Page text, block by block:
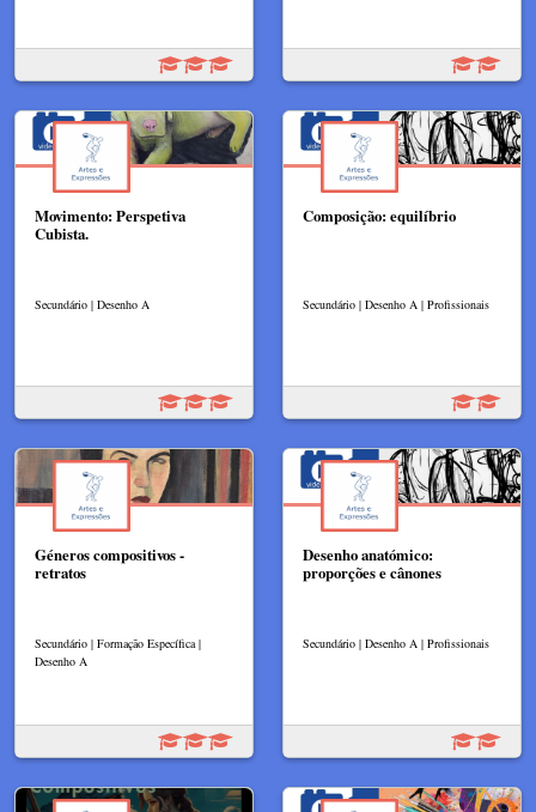
Movimento: Perspetiva
Cubista.
Secundário | Desenho A
Composição: equilíbrio
Secundário | Desenho A | Profissionais
Géneros compositivos -
retratos
Secundário | Formação Específica |
Desenho A
Desenho anatómico:
proporções e cânones
Secundário | Desenho A | Profissionais